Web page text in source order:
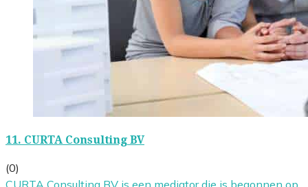
11. CURTA Consulting BV
(0)
CURTA Consulting BV is een mediator die is begonnen op